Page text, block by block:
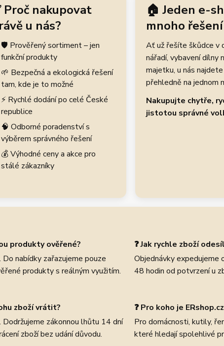
Proč nakupovat
u nás?
🛡️ Prověřený sortiment – jen
funkční produkty
🌱 Bezpečná a ekologická řešení
tam, kde je to možné
⚡ Rychlé dodání po celé České
republice
🧠 Odborné poradenství s
výběrem správného řešení
💰 Výhodné ceny a akce pro
stálé zákazníky
🏠 Jeden e-
mnoho řešení
Ať už řešíte škůdce v
nářadí, vybavení dílny
majetku, u nás
přehledně na jednom
Nakupujte chytře,
jistotou správné
produkty ověřené?
Do nabídky zařazujeme pouze
produkty s reálným využitím.
❓ Jak rychle zboží
Objednávky expedujeme
48 hodin od potvrzení u
zboží vrátit?
Dodržujeme zákonnou lhůtu 14 dní
zboží bez udání důvodu.
❓ Pro koho je
Pro domácnosti, kutily,
které hledají spolehlivé